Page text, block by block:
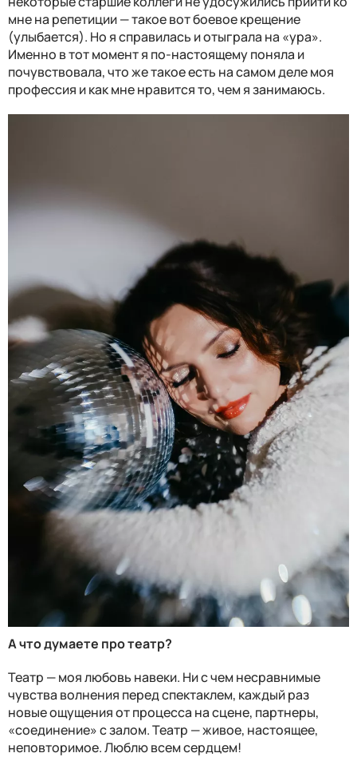
мне на репетиции — такое вот боевое крещение
(улыбается). Но я справилась и отыграла на «ура».
Именно в тот момент я по-настоящему поняла и
почувствовала, что же такое есть на самом деле моя
профессия и как мне нравится то, чем я занимаюсь.
А что думаете про театр?
Театр — моя любовь навеки. Ни с чем несравнимые
чувства волнения перед спектаклем, каждый раз
новые ощущения от процесса на сцене, партнеры,
«соединение» с залом. Театр — живое, настоящее,
неповторимое. Люблю всем сердцем!